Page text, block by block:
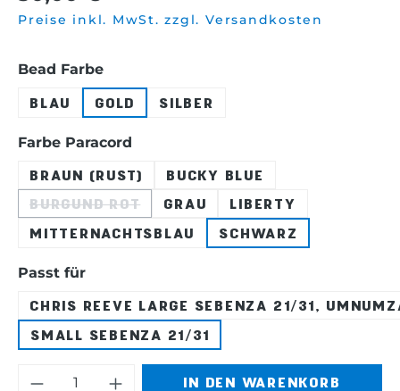
Preise inkl. MwSt. zzgl. Versandkosten
Bead Farbeauswählen
BLAU
GOLD SILBER
Farbe Paracord
BRAUN (RUST)
BUCKY BLUE
BURGUND ROT
(DIESE OPTION IST ZURZEIT NICHT
GRAU
LIBERTY
MITTERNACHTSBLAU
SCHWARZ
Passt fürauswählen
CHRIS REEVE LARGE SEBENZA 21/31,
SMALL SEBENZA 21/31
Produkt Anzahl: Gib den
IN DEN WARENKORB